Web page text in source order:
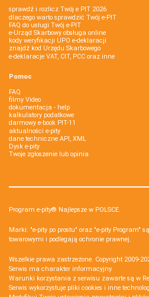
sprawdź i rozlicz Twój e PIT 2026
dlaczego warto sprawdzić Twój e-PIT
FAQ do usługi Twój e-PIT
e-Urząd Skarbowy obsługa online
kody weryfikacji UPO e-deklaracji
znajdź kod Urzędu Skarbowego
e-deklaracje VAT, CIT, PCC oraz inne
Pomoc
FAQ
filmy Video
dokumentacja - help
kalkulatory podatkowe
darmowy e-book PIT-11
aktualności e-pity
dane techniczne API, XML
Dysk e-pity
Twoje zgłoszenie lub opinia
Program e-pity® Najlepsze w POLSCE.
Marki: "e-pity po prostu" oraz "e-pity Program"
towarowymi i podlegają ochronie prawnej.
Wszelkie prawa zastrzeżone. Copyright 2009-
Serwis ma charakter informacyjny.
Warunki korzystania z serwisu zawarte są w
Serwis wykorzystuje pliki cookies i inne